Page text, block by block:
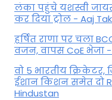
लंका पहुंचे यशस्वी
कर द‍िया ट्रोल - Aaj
हर्षित राणा पर चला
वजन, वापस CoE भेजा -
वो 5 भारतीय
ईशान किशन समेत दो
Hindustan